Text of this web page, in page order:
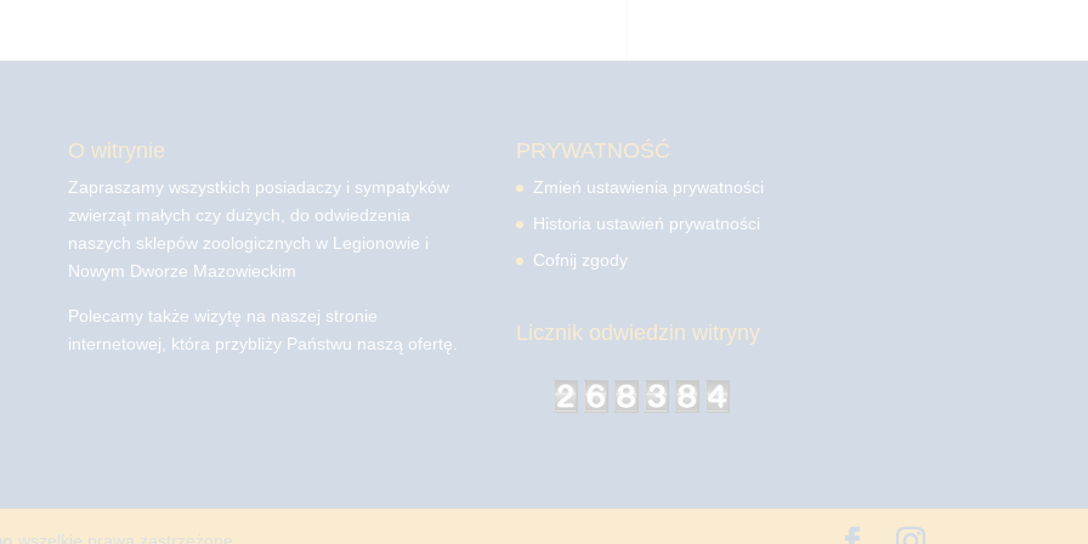
O witrynie
Zapraszamy wszystkich posiadaczy i sympatyków
zwierząt małych czy dużych, do odwiedzenia
naszych sklepów zoologicznych w Legionowie i
Nowym Dworze Mazowieckim
Polecamy także wizytę na naszej stronie
internetowej, która przybliży Państwu naszą ofertę.
PRYWATNOŚĆ
Zmień ustawienia prywatności
Historia ustawień prywatności
Cofnij zgody
Licznik odwiedzin witryny